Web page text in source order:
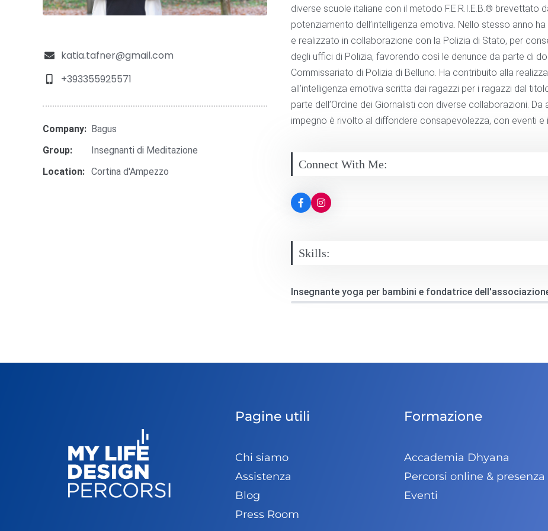
katia.tafner@gmail.com
+393355925571
Company: Bagus
Group:
Insegnanti di Meditazione
Location: Cortina d'Ampezzo
diverse scuole italiane con il metodo F.E.R.I.E.B.® brevettato
potenziamento dell’intelligenza emotiva. Nello stesso anno
e realizzato in collaborazione con la Polizia di Stato, per
degli uffici di Polizia, favorendo così le denunce da parte di
Commissariato di Polizia di Belluno. Ha contribuito alla
all’intelligenza emotiva scritta dai ragazzi per i ragazzi dal
parte dell’Ordine dei Giornalisti con diverse collaborazioni.
impegno è rivolto al diffondere consapevolezza, con eventi e
Connect With Me:
Skills:
Insegnante yoga per bambini e fondatrice
Pagine utili
Chi siamo
Assistenza
Blog
Press Room
Formazione
Accademia Dhyana
Percorsi online & presenza
Eventi